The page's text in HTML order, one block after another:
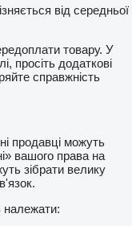
від середньої
товару. У
просіть додаткові
справжність
продавці можуть
вашого права на
зібрати велику
належати: